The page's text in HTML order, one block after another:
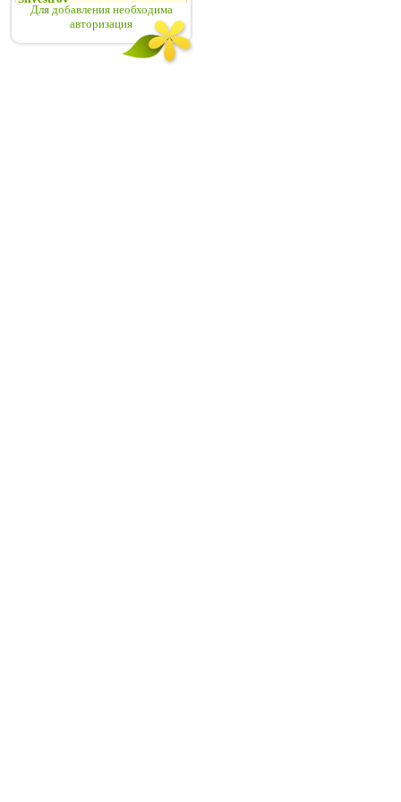
Для добавления необходима
авторизация